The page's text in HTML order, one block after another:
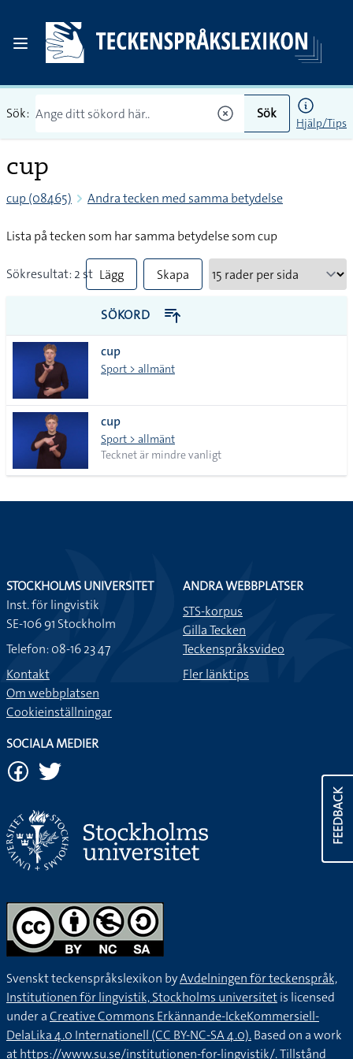
Sök: Sök
Hjälp/Tips
cup
cup (08465) Andra tecken med samma betydelse
Lista på tecken som har samma betydelse som cup
Sökresultat: 2 st Lägg
till
alla i
lista
Skapa
PDF
SÖKORD
cup
Sport > allmänt
cup
Sport > allmänt
Tecknet är mindre vanligt
FEEDBACK
STOCKHOLMS UNIVERSITET
Inst. för lingvistik
SE-106 91 Stockholm
Telefon: 08-16 23 47
Kontakt
Om webbplatsen
Cookieinställningar
ANDRA WEBBPLATSER
STS-korpus
Gilla Tecken
Teckenspråksvideo
Fler länktips
SOCIALA MEDIER
Svenskt teckenspråkslexikon byAvdelningen för teckenspråk,
Institutionen för lingvistik, Stockholms universitetis licensed
under aCreative Commons Erkännande-IckeKommersiell-
DelaLika 4.0 Internationell (CC BY-NC-SA 4.0).Based on a work
athttps://www.su.se/institutionen-for-lingvistik/. Tillstånd